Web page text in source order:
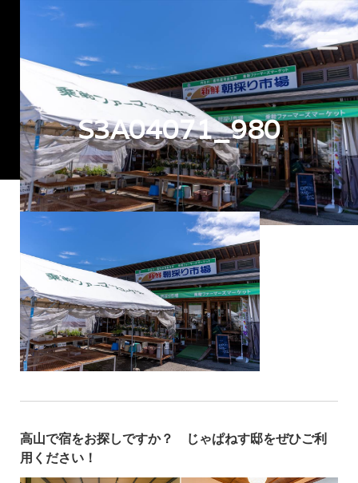
S3A04071_980
高山で宿をお探しですか？ じゃぱねす邸をぜひご利
用ください！